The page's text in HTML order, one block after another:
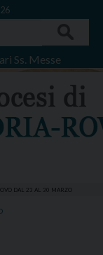
Ss. Messe
DAL 23 AL 30 MARZO